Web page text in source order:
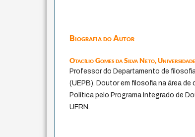
Biografia do Autor
Otacílio Gomes da Silva Neto,
Professor do Departamento de
(UEPB). Doutor em filosofia na área
Política pelo Programa Integrado de
UFRN.